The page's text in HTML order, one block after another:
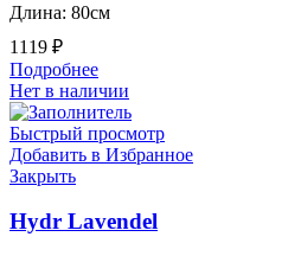
Длина: 80см
1119 ₽
Подробнее
Нет в наличии
Быстрый просмотр
Добавить в Избранное
Закрыть
Hydr Lavendel